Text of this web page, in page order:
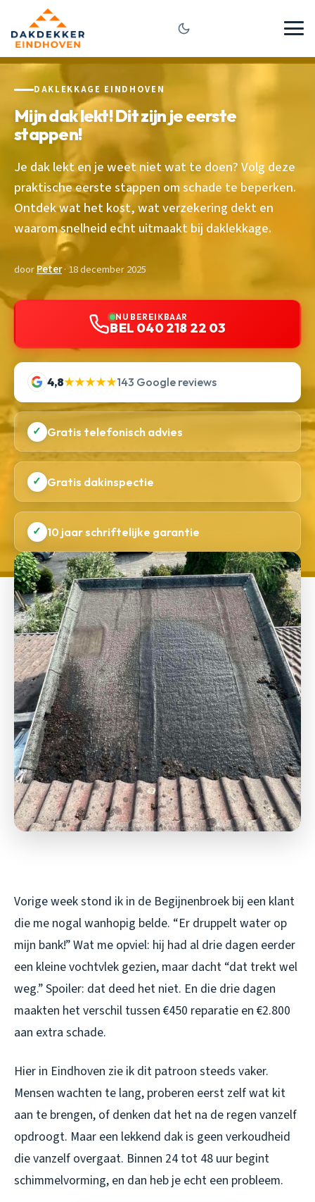
DAKLEKKAGE EINDHOVEN
Mijn dak lekt! Dit zijn je eerste
stappen!
Je dak lekt en je weet niet wat te doen? Volg deze
praktische eerste stappen om schade te beperken.
Ontdek wat het kost, wat verzekering dekt en
waarom snelheid echt uitmaakt bij daklekkage.
doorPeter· 18 december 2025
NU BEREIKBAAR
BEL 040 218 22 03
4,8★★★★★143 Google reviews
✓ Gratis telefonisch advies
✓ Gratis dakinspectie
✓ 10 jaar schriftelijke garantie
Vorige week stond ik in de Begijnenbroek bij een klant
die me nogal wanhopig belde. “Er druppelt water op
mijn bank!” Wat me opviel: hij had al drie dagen eerder
een kleine vochtvlek gezien, maar dacht “dat trekt wel
weg.” Spoiler: dat deed het niet. En die drie dagen
maakten het verschil tussen €450 reparatie en €2.800
aan extra schade.
Hier in Eindhoven zie ik dit patroon steeds vaker.
Mensen wachten te lang, proberen eerst zelf wat kit
aan te brengen, of denken dat het na de regen vanzelf
opdroogt. Maar een lekkend dak is geen verkoudheid
die vanzelf overgaat. Binnen 24 tot 48 uur begint
schimmelvorming, en dan heb je echt een probleem.